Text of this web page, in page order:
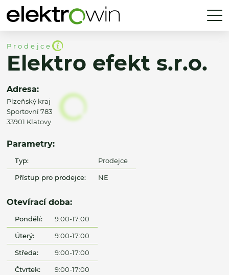
Prodejce
Elektro efekt s.r.o.
Adresa:
Plzeňský kraj
Sportovní 783
33901 Klatovy
Parametry:
Typ: Prodejce
Přístup pro prodejce: NE
Otevírací doba:
Pondělí: 9:00-17:00
Úterý: 9:00-17:00
Středa: 9:00-17:00
Čtvrtek: 9:00-17:00